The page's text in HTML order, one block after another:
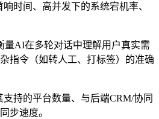
响时间、高并发下的系统宕机率、
量AI在多轮对话中理解用户真实需
指令（如转人工、打标签）的准确
支持的平台数量、与后端CRM/协同
步速度。